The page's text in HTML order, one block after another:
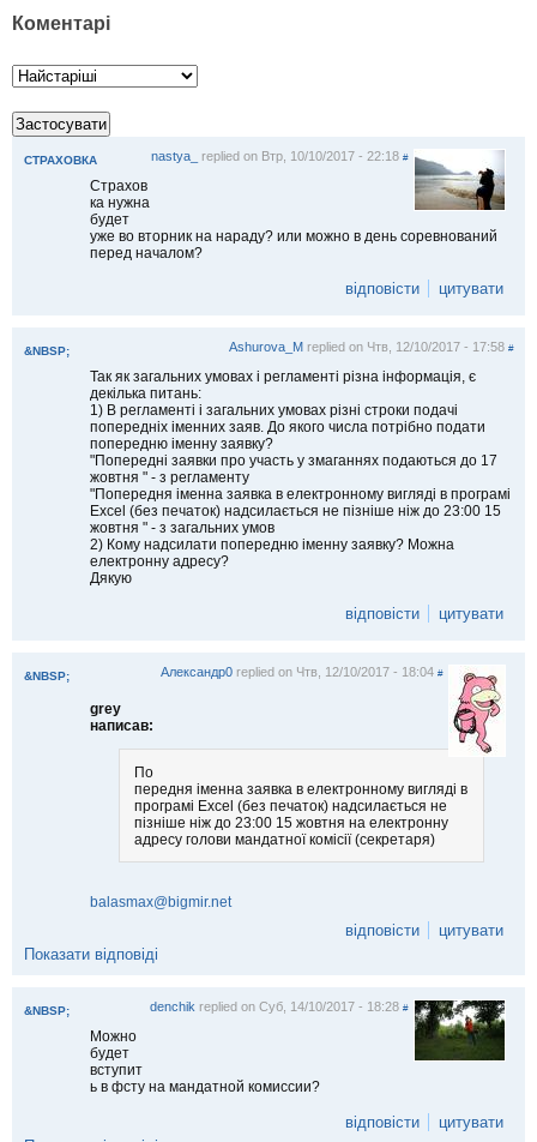
Коментарі
СТРАХОВКА nastya_ replied on Втр, 10/10/2017 - 22:18 #
Страхов
ка нужна
будет
уже во вторник на нараду? или можно в день соревнований
перед началом?
відповісти цитувати
&NBSP; Ashurova_M replied on Чтв, 12/10/2017 - 17:58 #
Так як загальних умовах і регламенті різна інформація, є
декілька питань:
1) В регламенті і загальних умовах різні строки подачі
попередніх іменних заяв. До якого числа потрібно подати
попередню іменну заявку?
"Попередні заявки про участь у змаганнях подаються до 17
жовтня " - з регламенту
"Попередня іменна заявка в електронному вигляді в програмі
Excel (без печаток) надсилається не пізніше ніж до 23:00 15
жовтня " - з загальних умов
2) Кому надсилати попередню іменну заявку? Можна
електронну адресу?
Дякую
відповісти цитувати
&NBSP; Александр0replied on Чтв, 12/10/2017 - 18:04 #
grey
написав:
По
передня іменна заявка в електронному вигляді в
програмі Excel (без печаток) надсилається не
пізніше ніж до 23:00 15 жовтня на електронну
адресу голови мандатної комісії (секретаря)
balasmax@bigmir.net
відповісти
цитувати
Показати відповіді
&NBSP; denchikreplied on Суб, 14/10/2017 - 18:28 #
Можно
будет
вступит
ь в фсту на мандатной комиссии?
відповісти
цитувати